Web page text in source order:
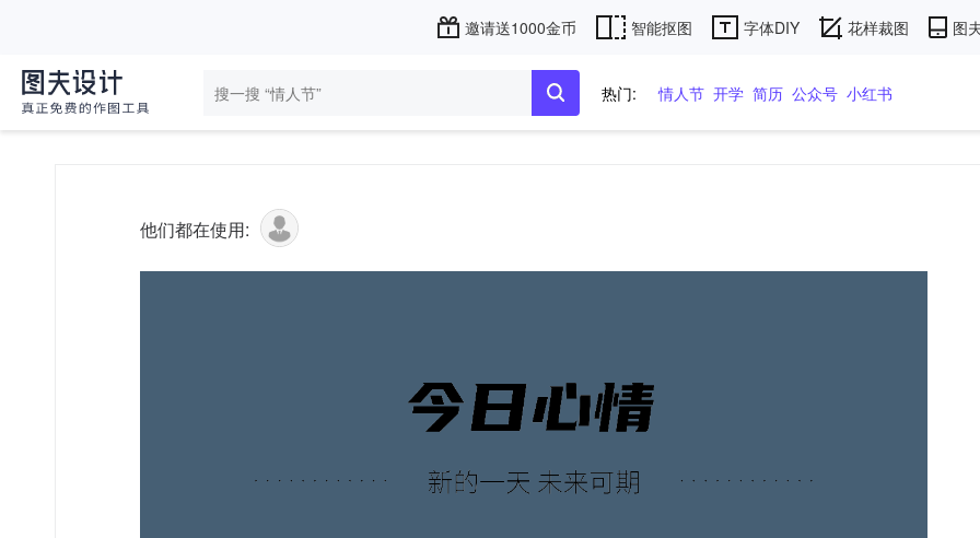
邀请送1000金币 智能抠图 字体DIY 花样裁图 图
热门: 情人节 开学 简历 公众号 小红书
他们都在使用: